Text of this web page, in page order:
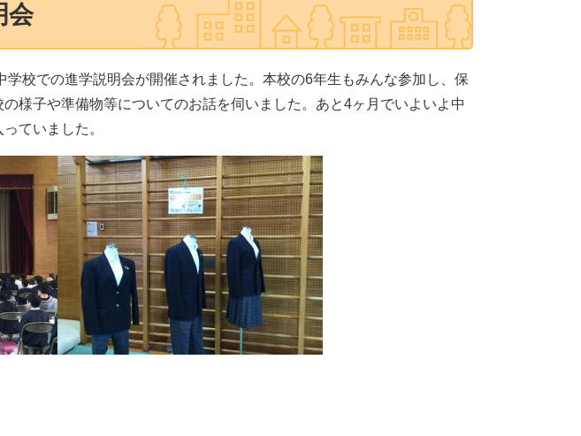
会
学校での進学説明会が開催されました。本校の6年生もみんな参加し、保
様子や準備物等についてのお話を伺いました。あと4ヶ月でいよいよ中
ていました。